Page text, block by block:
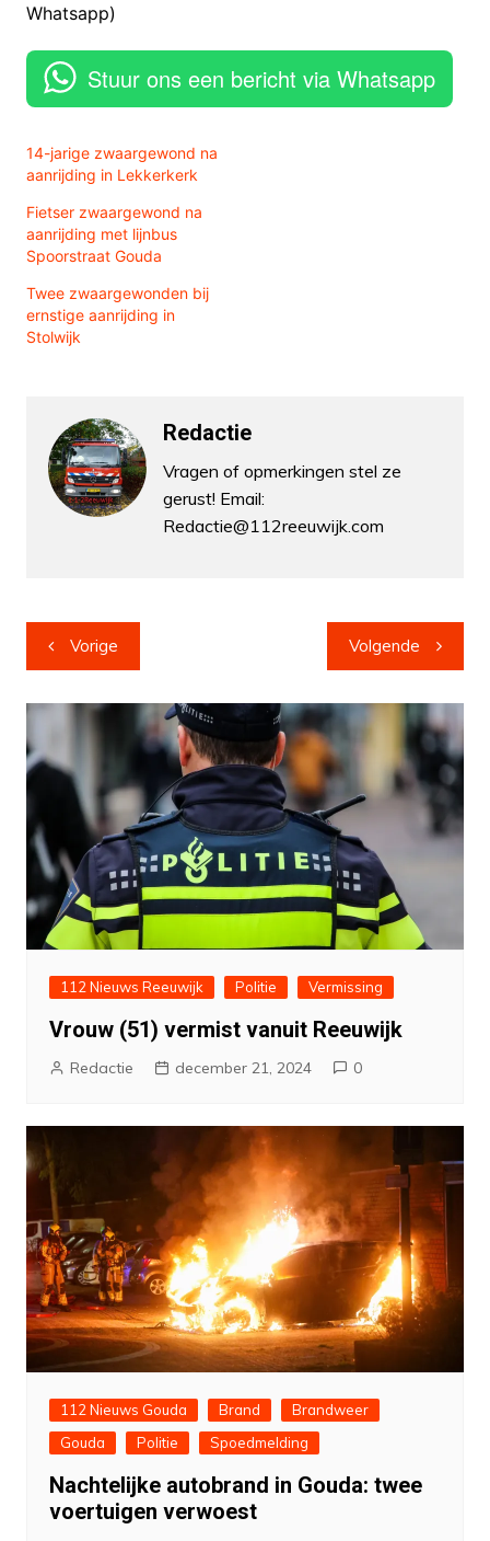
Whatsapp)
Stuur ons een bericht via Whatsapp
14-jarige zwaargewond na
aanrijding in Lekkerkerk
Fietser zwaargewond na
aanrijding met lijnbus
Spoorstraat Gouda
Twee zwaargewonden bij
ernstige aanrijding in
Stolwijk
Redactie
Vragen of opmerkingen stel ze
gerust! Email:
Redactie@112reeuwijk.com
Bericht
navigatie
Vorige Volgende
112 Nieuws Reeuwijk Politie Vermissing
Vrouw (51) vermist vanuit Reeuwijk
Redactie december 21, 2024 0
112 Nieuws Gouda Brand
Brandweer
Gouda
Politie Spoedmelding
Nachtelijke autobrand in Gouda: twee
voertuigen verwoest